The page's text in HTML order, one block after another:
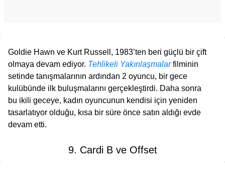
Goldie Hawn ve Kurt Russell, 1983’ten beri güçlü bir çift
olmaya devam ediyor. Tehlikeli Yakınlaşmalarfilminin
setinde tanışmalarının ardından 2 oyuncu, bir gece
kulübünde ilk buluşmalarını gerçekleştirdi. Daha sonra
bu ikili geceye, kadın oyuncunun kendisi için yeniden
tasarlatıyor olduğu, kısa bir süre önce satın aldığı evde
devam etti.
9. Cardi B ve Offset